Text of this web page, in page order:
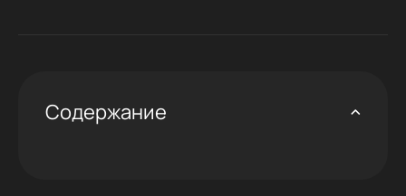
Содержание